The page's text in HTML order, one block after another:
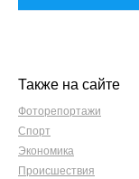
Также на сайте
Фоторепортажи
Спорт
Экономика
Происшествия